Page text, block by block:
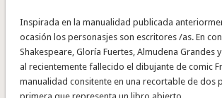
Inspirada en la manualidad publicada
ocasión los personasjes son escritores /as. En
Shakespeare, Gloría Fuertes, Almudena Grandes
al recientemente fallecido el dibujante de comic
manualidad consitente en una recortable de dos